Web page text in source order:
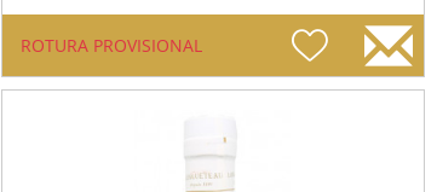
ROTURA PROVISIONAL